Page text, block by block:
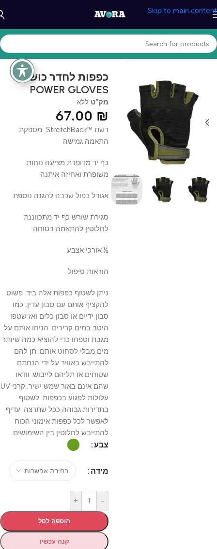
Skip to main content
עמוד הבית/ספורט וכושר/משקולות ואביזרים
כפפות לחדר כושר –
POWER GLOVES
מק"ט ללא
67.00 ₪
רשת ™StretchBack מספקת
התאמה גמישה
כף יד מרופדת מציעה נוחות
משופרת ואחיזה איתנה
אגודל כפול שכבה להגנה נוספת
סגירת שורש כף יד מתכווננת
לחלוטין להתאמה בטוחה
½ אורכי אצבע
הוראות טיפול
ניתן לשטוף כפפות אלה ביד. פשוט
להקציף אותם עם סבון עדין, כמו
סבון ידיים או סבון כלים ואז שטפו
היטב במים קרירים. הניחו אותם על
מגבת וטפחו כדי להוציא כמה שיותר
מים מבלי לסחוט אותם. תן להם
להתייבש באוויר על ידי הנחתם
שטוחים או תליהם לייבוש. וודאו
שהם אינם באור שמש ישיר. קרני UV
עלולות לפגוע בכפפות. לשטוף
בתדירות גבוהה ככל שתרצה. עדיף
לאפשר לכל כפפות אימוני הכוח
להתייבש לחלוטין בין השימושים.
צבע
מידה
-
+
הוספה לסל
קנה עכשיו